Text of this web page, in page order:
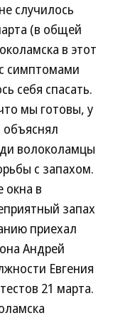
случилось
(в общей
в этот
симптомами
себя спасать.
мы готовы, у
объяснял
волоколамцы
с запахом.
окна в
запах
приехал
Андрей
Евгения
21 марта.